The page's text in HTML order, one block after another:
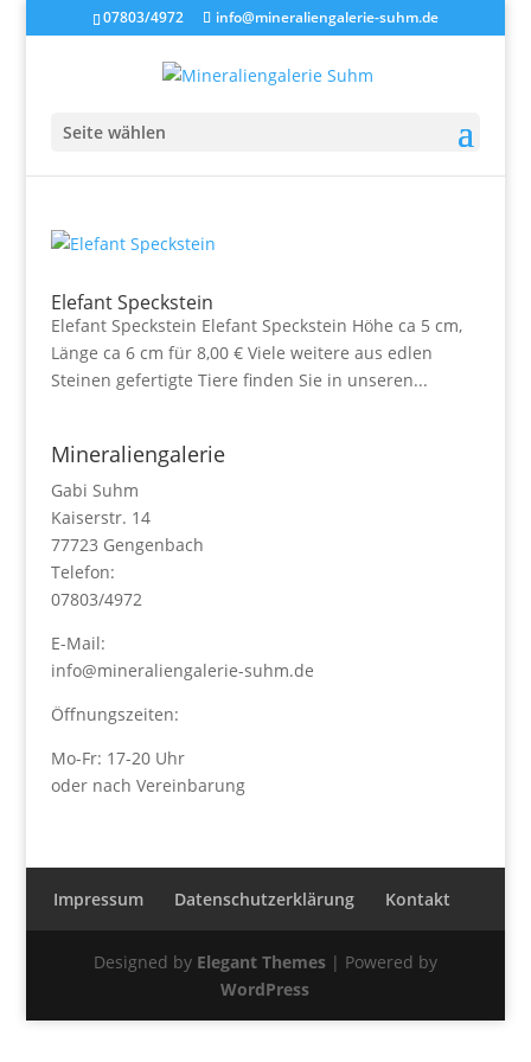
07803/4972 info@mineraliengalerie-suhm.de
Seite wählen
Elefant Speckstein
Elefant Speckstein Elefant Speckstein Höhe ca 5 cm,
Länge ca 6 cm für 8,00 € Viele weitere aus edlen
Steinen gefertigte Tiere finden Sie in unseren...
Mineraliengalerie
Gabi Suhm
Kaiserstr. 14
77723 Gengenbach
Telefon:
07803/4972
E-Mail:
info@mineraliengalerie-suhm.de
Öffnungszeiten:
Mo-Fr: 17-20 Uhr
oder nach Vereinbarung
Impressum Datenschutzerklärung Kontakt
Designed by Elegant Themes| Powered by
WordPress